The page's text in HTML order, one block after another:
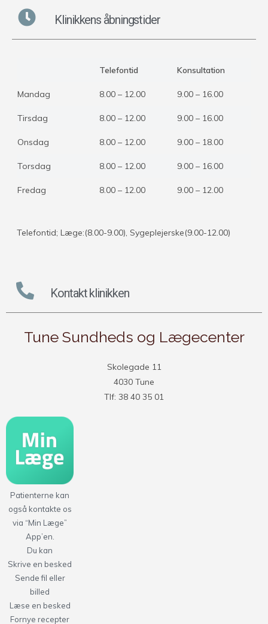
Klinikkens åbningstider
Telefontid Konsultation
Mandag 8.00 – 12.00 9.00 – 16.00
Tirsdag 8.00 – 12.00 9.00 – 16.00
Onsdag 8.00 – 12.00 9.00 – 18.00
Torsdag 8.00 – 12.00 9.00 – 16.00
Fredag 8.00 – 12.00 9.00 – 12.00
Telefontid; Læge:(8.00-9.00), Sygeplejerske(9.00-12.00)
Kontakt klinikken
Tune Sundheds og Lægecenter
Skolegade 11
4030 Tune
Tlf: 38 40 35 01
Patienterne kan
også kontakte os
via “Min Læge”
App’en.
Du kan
Skrive en besked
Sende fil eller
billed
Læse en besked
Fornye recepter